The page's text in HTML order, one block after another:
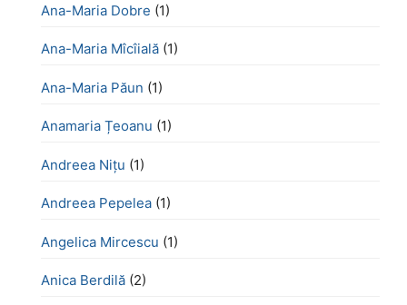
Ana-Maria Dobre (1)
Ana-Maria Mîcîială (1)
Ana-Maria Păun (1)
Anamaria Țeoanu (1)
Andreea Nițu (1)
Andreea Pepelea (1)
Angelica Mircescu (1)
Anica Berdilă (2)